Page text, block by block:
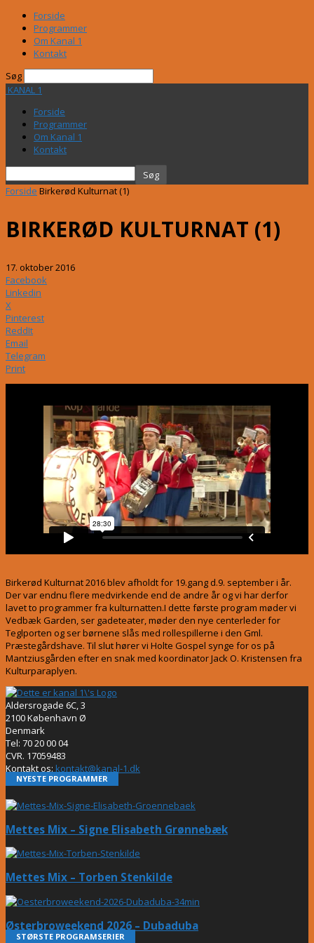
Forside
Programmer
Om Kanal 1
Kontakt
Søg
KANAL 1
Forside
Programmer
Om Kanal 1
Kontakt
Forside Birkerød Kulturnat (1)
BIRKERØD KULTURNAT (1)
17. oktober 2016
Facebook
Linkedin
X
Pinterest
ReddIt
Email
Telegram
Print
Birkerød Kulturnat 2016 blev afholdt for 19.gang d.9. september i år.
Der var endnu flere medvirkende end de andre år og vi har derfor
lavet to programmer fra kulturnatten.I dette første program møder vi
Vedbæk Garden, ser gadeteater, møder den nye centerleder for
Teglporten og ser børnene slås med rollespillerne i den Gml.
Præstegårdshave. Til slut hører vi Holte Gospel synge for os på
Mantziusgården efter en snak med koordinator Jack O. Kristensen fra
Kulturparaplyen.
Aldersrogade 6C, 3
2100 København Ø
Denmark
Tel: 70 20 00 04
CVR. 17059483
Kontakt os: kontakt@kanal-1.dk
NYESTE PROGRAMMER
Mettes Mix – Signe Elisabeth Grønnebæk
Mettes Mix – Torben Stenkilde
Østerbroweekend 2026 – Dubaduba
STØRSTE PROGRAMSERIER